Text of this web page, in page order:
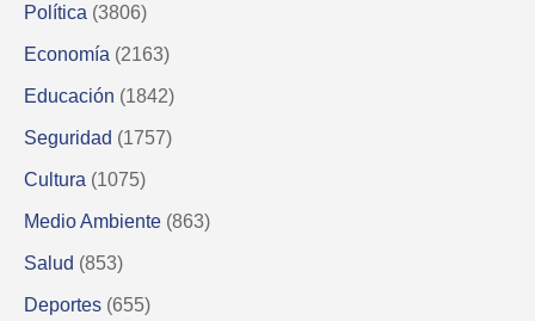
Política (3806)
Economía (2163)
Educación (1842)
Seguridad (1757)
Cultura (1075)
Medio Ambiente (863)
Salud (853)
Deportes (655)